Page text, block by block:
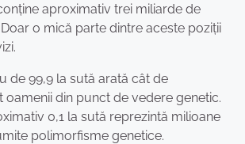
aproximativ trei miliarde de
o mică parte dintre aceste poziții
de 99,9 la sută arată cât de
oamenii din punct de vedere genetic.
0,1 la sută reprezintă milioane
polimorfisme genetice.